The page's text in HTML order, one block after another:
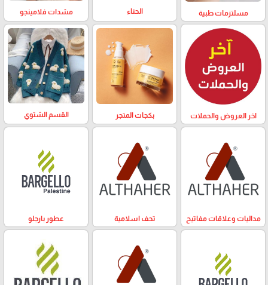
مسلتزمات طبية الحناء مشدات فلامينجو
اخر العروض والحملات بكجات المتجر القسم الشتوي
مداليات وعلاقات مفاتيح تحف اسلامية عطور بارجلو